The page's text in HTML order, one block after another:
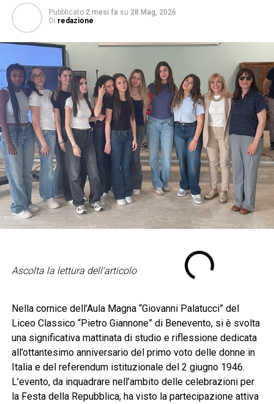
Pubblicato 2 mesi fa su 28 Mag, 2026
Di redazione
Ascolta la lettura dell'articolo
Nella cornice dell’Aula Magna “Giovanni Palatucci” del
Liceo Classico “Pietro Giannone” di Benevento, si è svolta
una significativa mattinata di studio e riflessione dedicata
all’ottantesimo anniversario del primo voto delle donne in
Italia e del referendum istituzionale del 2 giugno 1946.
L’evento, da inquadrare nell’ambito delle celebrazioni per
la Festa della Repubblica, ha visto la partecipazione attiva